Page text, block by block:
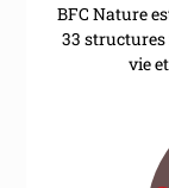
BFC Nature
33 structures
vie